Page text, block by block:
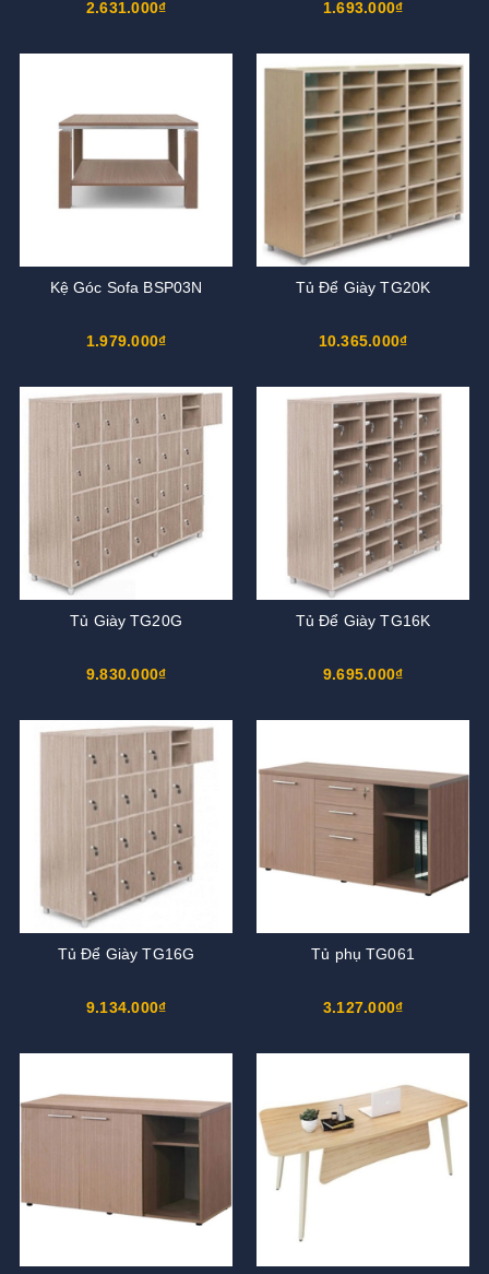
2.631.000₫ 1.693.000₫
Kệ Góc Sofa BSP03N
1.979.000₫
Tủ Để Giày TG20K
10.365.000₫
Tủ Giày TG20G
9.830.000₫
Tủ Để Giày TG16K
9.695.000₫
Tủ Để Giày TG16G
9.134.000₫
Tủ phụ TG061
3.127.000₫